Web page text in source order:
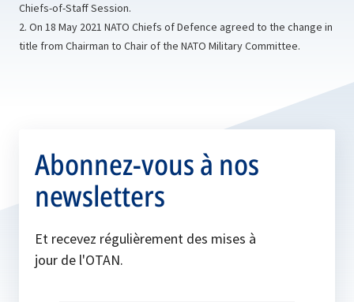
Chiefs-of-Staff Session.
2. On 18 May 2021 NATO Chiefs of Defence agreed to the change in
title from Chairman to Chair of the NATO Military Committee.
Abonnez-vous à nos
newsletters
Et recevez régulièrement des mises à
jour de l'OTAN.